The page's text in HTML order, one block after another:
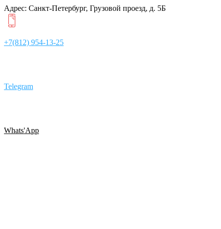
Адрес: Санкт-Петербург, Грузовой проезд, д. 5Б
+7(812) 954-13-25
Telegram
Whats'App